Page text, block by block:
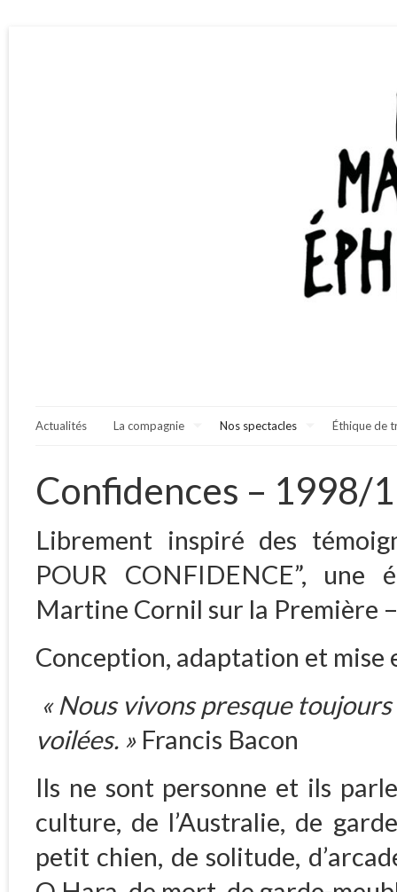
Actualités La compagnie Nos spectacles Éthique de
Confidences – 1998/
Librement inspiré des
POUR CONFIDENCE”,
Martine Cornil sur la Première
Conception, adaptation et
« Nous vivons presque
voilées. »Francis Bacon
Ils ne sont personne et ils
culture, de l’Australie, de
petit chien, de solitude,